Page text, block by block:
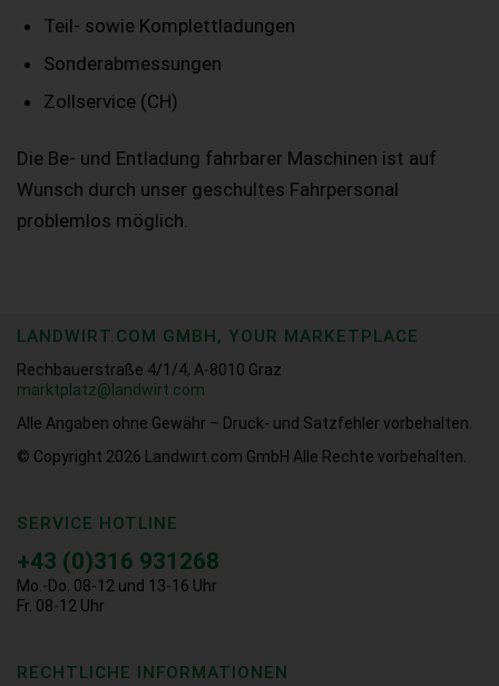
Teil- sowie Komplettladungen
Sonderabmessungen
Zollservice (CH)
Die Be- und Entladung fahrbarer Maschinen ist auf
Wunsch durch unser geschultes Fahrpersonal
problemlos möglich.
LANDWIRT.COM GMBH, YOUR MARKETPLACE
Rechbauerstraße 4/1/4, A-8010 Graz
marktplatz@landwirt.com
Alle Angaben ohne Gewähr – Druck- und Satzfehler vorbehalten.
© Copyright 2026
Landwirt.com GmbH Alle Rechte vorbehalten.
SERVICE HOTLINE
+43 (0)316 931268
Mo.-Do. 08-12 und 13-16 Uhr
Fr. 08-12 Uhr
RECHTLICHE INFORMATIONEN